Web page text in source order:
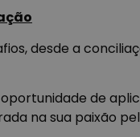
desde a
de
na sua paixão